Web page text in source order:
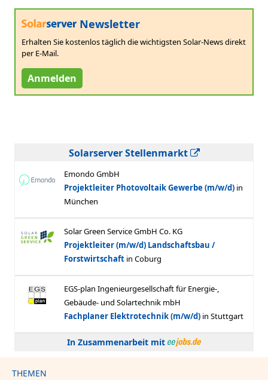
Newsletter
Erhalten Sie kostenlos täglich die wichtigsten Solar-News direkt
per E-Mail.
Anmelden
Solarserver Stellenmarkt
In Zusammenarbeit mit
THEMEN